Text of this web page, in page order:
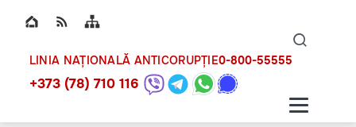
Top bar navigation
LINIA NAȚIONALĂ ANTICORUPȚIE0-800-55555
+373 (78) 710 116